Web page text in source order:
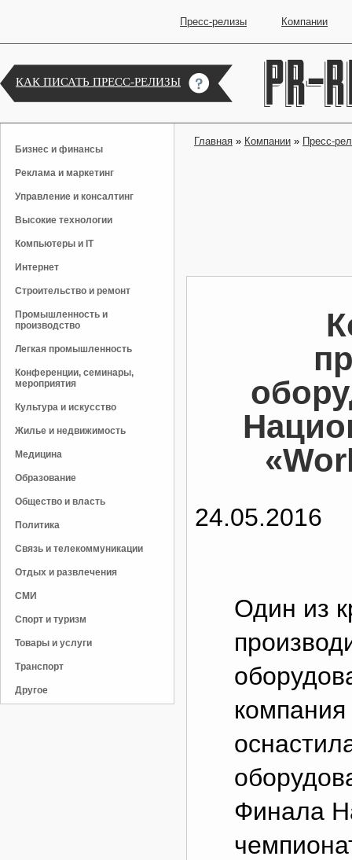
Пресс-релизы Компании
КАК ПИСАТЬ ПРЕСС-РЕЛИЗЫ
Бизнес и финансы
Реклама и маркетинг
Управление и консалтинг
Высокие технологии
Компьютеры и IT
Интернет
Строительство и ремонт
Промышленность и
производство
Легкая промышленность
Конференции, семинары,
мероприятия
Культура и искусство
Жилье и недвижимость
Медицина
Образование
Общество и власть
Политика
Связь и телекоммуникации
Отдых и развлечения
СМИ
Спорт и туризм
Товары и услуги
Транспорт
Другое
Главная » Компании » Пресс-
24.05.2016
Один из
Финала